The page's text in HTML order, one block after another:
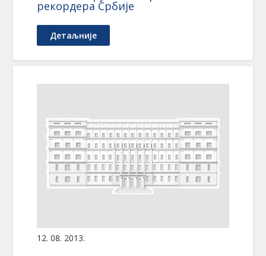
рекордера Србије
Детаљније
12. 08. 2013.